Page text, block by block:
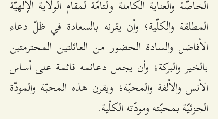
الخاصّة والعناية الكاملة والتامّة لمقام الولاية الإلهيّة
المطلقة والكلّية؛ وأن يقرنه بالسعادة في ظلّ دعاء
الأفاضل والسادة الحضور من العائلتين المحترمتين
بالخير والبركة؛ وأن يجعل دعائمه قائمة على أساس
الأنس والألفة والمحبّة؛ ويقرن هذه المحبّة والمودّة
الجزئيّة بمحبّته ومودّته الكلّية.